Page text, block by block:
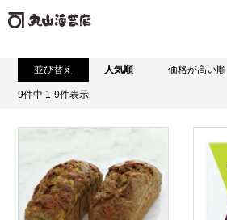
並び替え 人気順 価格が高い順
9件中 1-9件表示